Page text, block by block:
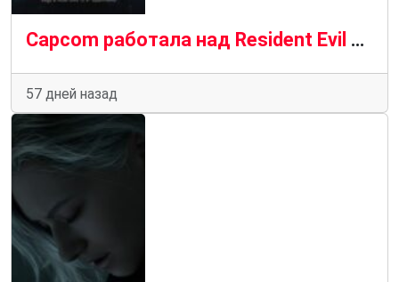
Capcom работала над Resident Evil Hunk, спин-оффом, посвященным хорошо известному наемнику
57 дней назад